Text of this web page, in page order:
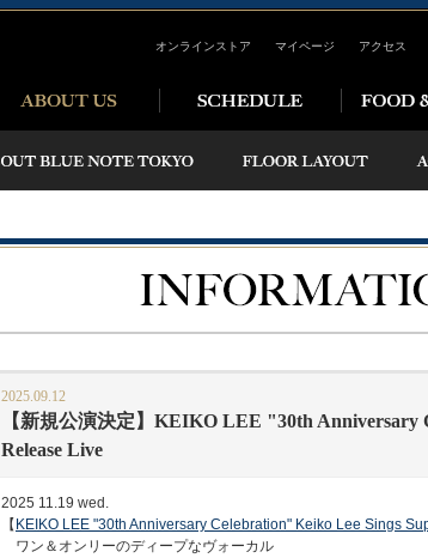
オンラインストア マイページ アクセス
2025.09.12
【新規公演決定】KEIKO LEE "30th Anniversary
Release Live
2025 11.19 wed.
【 KEIKO LEE "30th Anniversary Celebration" Keiko Lee Sings
ワン＆オンリーのディープなヴォーカル